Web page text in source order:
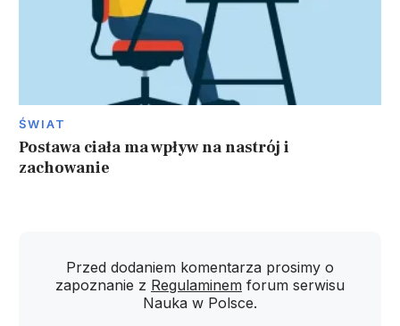
ŚWIAT
Postawa ciała ma wpływ na nastrój i
zachowanie
Przed dodaniem komentarza prosimy o
zapoznanie z Regulaminem forum serwisu
Nauka w Polsce.